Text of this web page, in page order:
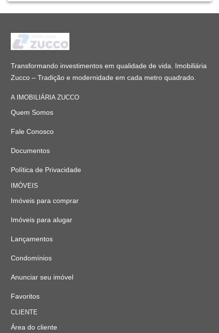
Transformando investimentos em qualidade de vida. Imobiliária
Zucco – Tradição e modernidade em cada metro quadrado.
A IMOBILIÁRIA ZUCCO
Quem Somos
Fale Conosco
Documentos
Política de Privacidade
IMÓVEIS
Imóveis para comprar
Imóveis para alugar
Lançamentos
Condomínios
Anunciar seu imóvel
Favoritos
CLIENTE
Área do cliente